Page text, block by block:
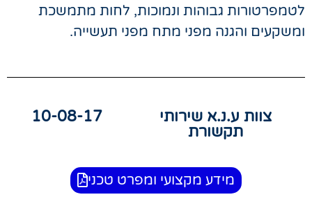
לטמפרטורות גבוהות ונמוכות, לחות מתמשכת
ומשקעים והגנה מפני מתח מפני תעשייה.
צוות ע.נ.א שירותי
תקשורת
10-08-17
מידע מקצועי ומפרט טכני